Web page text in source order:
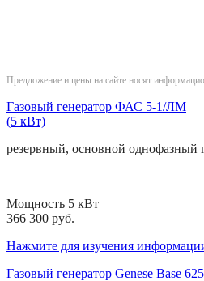
Предложение и цены на сайте носят
Газовый генератор ФАС 5-1/ЛМ
(5 кВт)
резервный, основной однофазный
Мощность 5 кВт
366 300 руб.
Нажмите для изучения
Газовый генератор Genese Base